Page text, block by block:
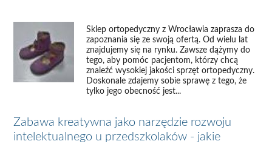
Sklep ortopedyczny z Wrocławia zaprasza do
zapoznania się ze swoją ofertą. Od wielu lat
znajdujemy się na rynku. Zawsze dążymy do
tego, aby pomóc pacjentom, którzy chcą
znaleźć wysokiej jakości sprzęt ortopedyczny.
Doskonale zdajemy sobie sprawę z tego, że
tylko jego obecność jest...
Zabawa kreatywna jako narzędzie rozwoju
intelektualnego u przedszkolaków - jakie